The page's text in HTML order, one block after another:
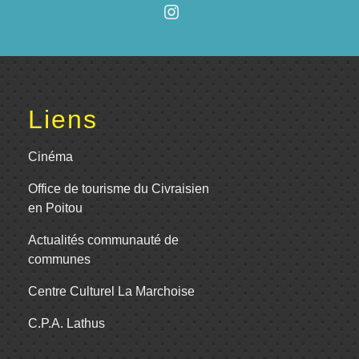
Liens
Cinéma
Office de tourisme du Civraisien
en Poitou
Actualités communauté de
communes
Centre Culturel La Marchoise
C.P.A. Lathus